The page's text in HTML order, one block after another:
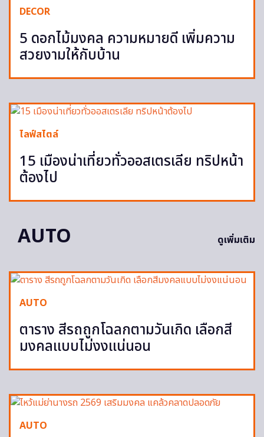
DECOR
5 ดอกไม้มงคล ความหมายดี เพิ่มความ
สวยงามให้กับบ้าน
ไลฟ์สไตล์
15 เมืองน่าเที่ยวทั่วออสเตรเลีย ทริปหน้า
ต้องไป
AUTO ดูเพิ่มเติม
AUTO
ตาราง สีรถถูกโฉลกตามวันเกิด เลือกสี
มงคลแบบไม่งงแน่นอน
AUTO